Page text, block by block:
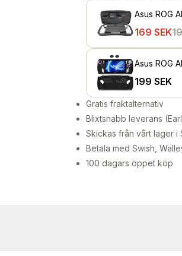
Asus ROG
169 SEK
Asus ROG
199 SEK
Gratis fraktalternativ
Blixtsnabb leverans
Skickas från vårt lager i
Betala med Swish,
100 dagars öppet köp